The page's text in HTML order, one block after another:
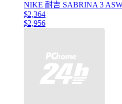
NIKE 耐吉 SABRINA 3
$2,364
$2,956